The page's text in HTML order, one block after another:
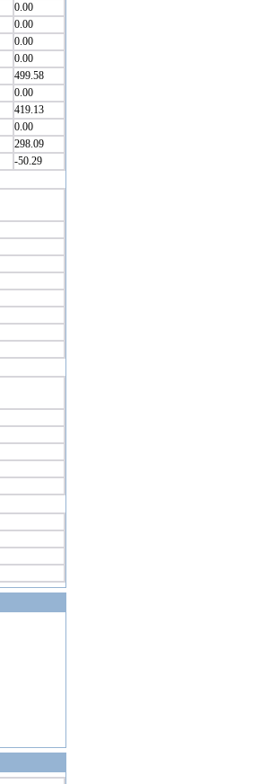
0.00
0.00
0.00
0.00
499.58
0.00
419.13
0.00
298.09
-50.29